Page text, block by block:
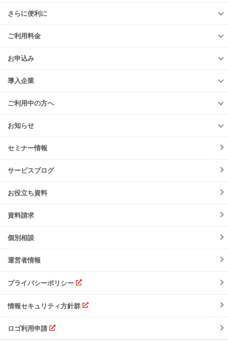
知る！産廃管理
初級編
中級編
上級編
さらに便利に
さらに便利に
TansoMiru産廃
多量排出行政報告支援サービス
再生資源利用促進支援サービス
er-contract
遠隔承認モデル
JWNETデータ取込機能
パッケージソフト
ご利用料金
ご利用料金
排出事業者様
収集運搬・
お申込み
お申込み
e-reverse.com
TansoMiru産廃
多量排出行政報告支援サービス
er-contract
再生資源利用促進支援サービス
導入企業
導入企業
収集運搬業者・
排出事業者一覧
導入事例一覧
ご利用中の方へ
ご利用中の方へ
各種お手続き
ご登録情報変更
初期設定方法
動作環境
会員規約
サービスの可用性とセキュリティ
よくあるご質問
注意事項
お知らせ
お知らせ
ニュースリリース
メンテナンス
障害情報
機能リリース
イベント
セミナー情報
サービスブログ
お役立ち資料
資料請求
個別相談
運営者情報
プライバシーポリシー
情報セキュリティ方針群
ロゴ利用申請